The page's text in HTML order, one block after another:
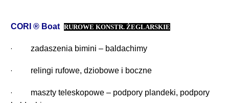
CORI ® Boat RUROWE KONSTR. ŻEGLARSKIE
· zadaszenia bimini – baldachimy
· relingi rufowe, dziobowe i boczne
·
maszty teleskopowe – podpory plandeki, podpory